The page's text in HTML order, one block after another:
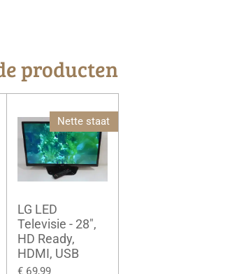
producten
Nette staat
LG LED
Televisie - 28",
HD Ready,
HDMI, USB
€ 69,99